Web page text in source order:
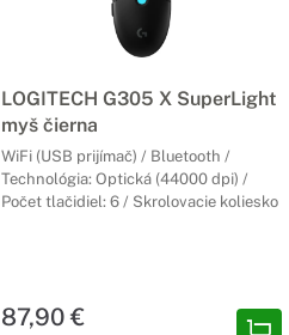
LOGITECH G305 X SuperLight
myš čierna
WiFi (USB prijímač) / Bluetooth /
Technológia: Optická (44000 dpi) /
Počet tlačidiel: 6 / Skrolovacie koliesko
87,90 €